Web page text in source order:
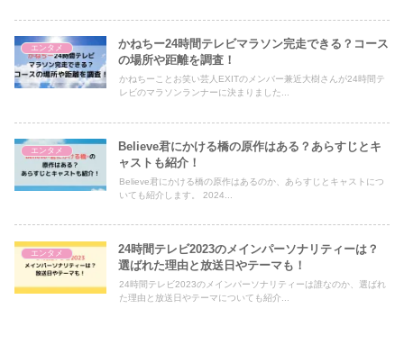
エンタメ
かねちー24時間テレビマラソン完走できる？コース
の場所や距離を調査！
かねちーことお笑い芸人EXITのメンバー兼近大樹さんが24時間テ
レビのマラソンランナーに決まりました...
エンタメ
Believe君にかける橋の原作はある？あらすじとキ
ャストも紹介！
Believe君にかける橋の原作はあるのか、あらすじとキャストにつ
いても紹介します。 2024...
エンタメ
24時間テレビ2023のメインパーソナリティーは？
選ばれた理由と放送日やテーマも！
24時間テレビ2023のメインパーソナリティーは誰なのか、選ばれ
た理由と放送日やテーマについても紹介...